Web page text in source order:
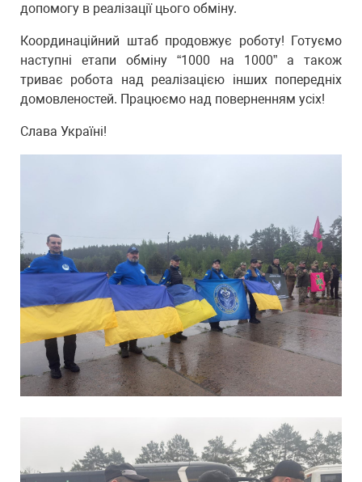
допомогу в реалізації цього обміну.
Координаційний штаб продовжує роботу! Готуємо
наступні етапи обміну “1000 на 1000” а також
триває робота над реалізацією інших попередніх
домовленостей. Працюємо над поверненням усіх!
Слава Україні!